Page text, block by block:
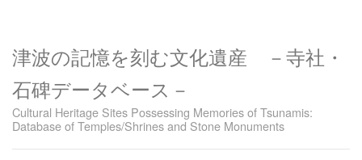
津波の記憶を刻む文化遺産 －寺社・
石碑データベース－
Cultural Heritage Sites Possessing Memories of Tsunamis:
Database of Temples/Shrines and Stone Monuments